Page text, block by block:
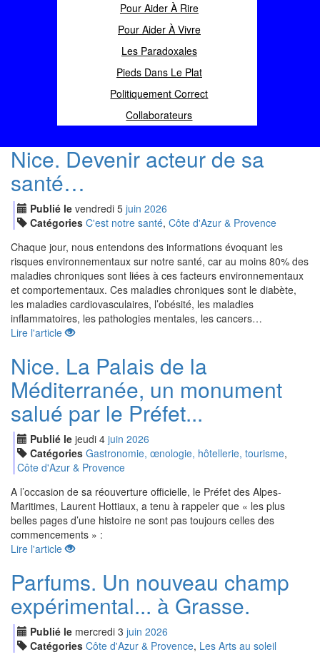
Pour Aider À Rire
Pour Aider À Vivre
Les Paradoxales
Pieds Dans Le Plat
Politiquement Correct
Collaborateurs
Nice. Devenir acteur de sa
santé…
Publié le vendredi 5 juin 2026
Catégories C'est notre santé, Côte d'Azur & Provence
Chaque jour, nous entendons des informations évoquant les
risques environnementaux sur notre santé, car au moins 80% des
maladies chroniques sont liées à ces facteurs environnementaux
et comportementaux. Ces maladies chroniques sont le diabète,
les maladies cardiovasculaires, l’obésité, les maladies
inflammatoires, les pathologies mentales, les cancers…
Lire l'article
Nice. La Palais de la
Méditerranée, un monument
salué par le Préfet...
Publié le jeudi 4 juin 2026
Catégories Gastronomie, œnologie, hôtellerie, tourisme,
Côte d'Azur & Provence
A l’occasion de sa réouverture officielle, le Préfet des Alpes-
Maritimes, Laurent Hottiaux, a tenu à rappeler que « les plus
belles pages d’une histoire ne sont pas toujours celles des
commencements » :
Lire l'article
Parfums. Un nouveau champ
expérimental... à Grasse.
Publié le mercredi 3 juin 2026
Catégories Côte d'Azur & Provence, Les Arts au soleil